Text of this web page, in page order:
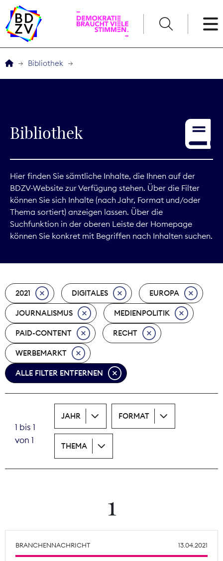
Service
Digitales
Kommunikation
Marktdaten
Nachhaltigkeit
Nachwuchs
Nova Award
Pressefreiheit
Print
Recht
Tarifpolitik
Theodor-Wolff-Preis
Mitgliederbereich
Bibliothek
Bibliothek
Hier finden Sie sämtliche Inhalte, die Ihnen auf der
BDZV-Website zur Verfügung stehen. Über die Filter
können Sie sich Inhalte (nach Jahr, Format und/oder
Thema sortiert) anzeigen lassen. Über die
Suchfunktion in der oberen Leiste der Homepage
können Sie konkret mit Begriffen nach Inhalten suchen.
2021 DIGITALES EUROPA
JOURNALISMUS MEDIENPOLITIK
PAID-CONTENT RECHT
WERBEMARKT
ALLE FILTER ENTFERNEN
1 bis 1
von 1
JAHR FORMAT
THEMA
1
BRANCHENNACHRICHT 13.04.2021